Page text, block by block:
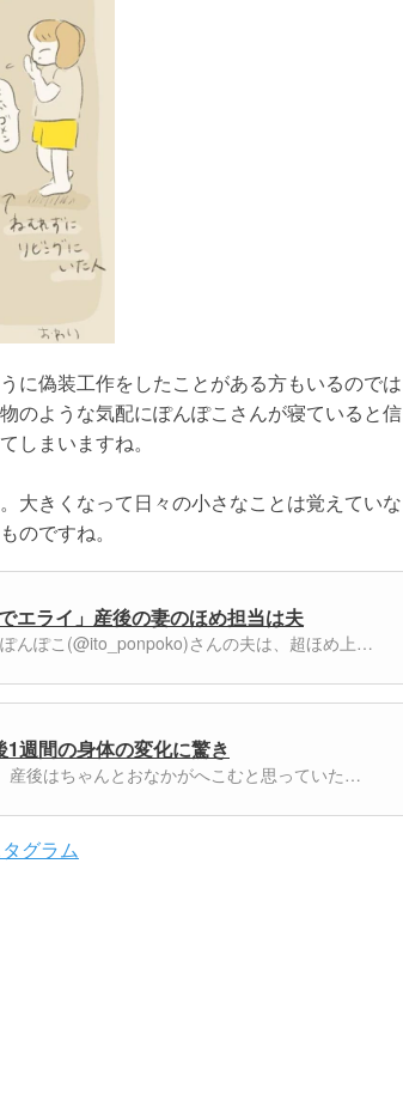
に偽装工作をしたことがある方もいるのでは
のような気配にぽんぽこさんが寝ていると信
しまいますね。
大きくなって日々の小さなことは覚えていな
のですね。
エライ」産後の妻のほめ担当は夫
んぽこ(@ito_ponpoko)さんの夫は、超ほめ上…
1週間の身体の変化に驚き
産後はちゃんとおなかがへこむと思っていた…
グラム